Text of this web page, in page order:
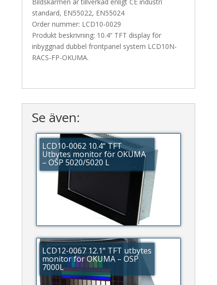
standard, EN55022, EN55024
Order nummer: LCD10-0029
Produkt beskrivning: 10.4“ TFT display för
inbyggnad dubbel frontpanel system LCD10N-
RACS-FP-OKUMA.
Se även:
LCD10-0062 10.4“ TFT
Utbytes monitor för OKUMA
– OSP 5020/5020 L
LCD12-0067 12.1“ TFT utbytes
monitor för OKUMA – OSP
7000L